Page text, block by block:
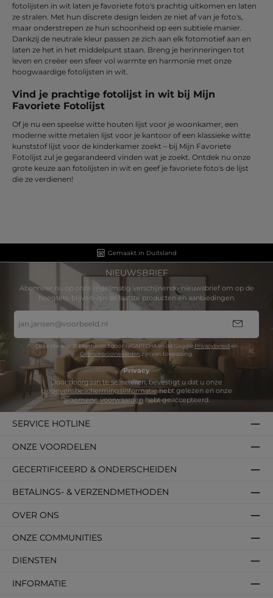
fotolijsten in wit laten je favoriete foto's prachtig uitkomen en laten
ze stralen. Met hun discrete design leiden ze niet af van je foto's,
maar onderstrepen ze hun schoonheid op een subtiele manier.
Dankzij de neutrale kleur passen ze zich aan elk fotomotief aan en
laten ze het in het middelpunt staan. Breng je herinneringen tot
leven en creëer een sfeer vol warmte en harmonie met onze
hoogwaardige fotolijsten in wit.
Vind je prachtige fotolijst in wit bij Mijn
Favoriete Fotolijst
Of je nu een speelse witte houten lijst voor je woonkamer, een
moderne witte metalen lijst voor je kantoor of een klassieke witte
kunststof lijst voor de kinderkamer zoekt – bij Mijn Favoriete
Fotolijst zul je gegarandeerd vinden wat je zoekt. Ontdek nu onze
grote keuze aan fotolijsten in wit en geef je favoriete foto's de lijst
die ze verdienen!
Gemaakt in Duitsland
NIEUWSBRIEF
Abonneer nu op onze regelmatig verschijnende nieuwsbrief om op de
hoogtete blijven van de laatste producten en aanbiedingen.
mailadres
*
Deze site wordt beschermd door reCAPTCHA en de Google Privacybeleid en
Gebruiksvoorwaarden zijn van toepassing.
Privacy
gegevensbeschermingsinformatie
algemene voorwaardenhebt geaccepteerd.
SERVICE HOTLINE
DIENSTEN
INFORMATIE
BETALINGS- & VERZENDMETHODEN
OVER ONS
GECERTIFICEERD & ONDERSCHEIDEN
ONZE VOORDELEN
ONZE COMMUNITIES